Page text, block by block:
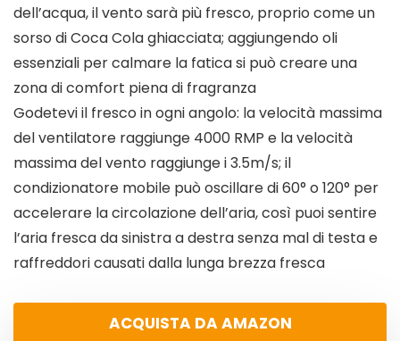
dell’acqua, il vento sarà più fresco, proprio come un
sorso di Coca Cola ghiacciata; aggiungendo oli
essenziali per calmare la fatica si può creare una
zona di comfort piena di fragranza
Godetevi il fresco in ogni angolo: la velocità massima
del ventilatore raggiunge 4000 RMP e la velocità
massima del vento raggiunge i 3.5m/s; il
condizionatore mobile può oscillare di 60° o 120° per
accelerare la circolazione dell’aria, così puoi sentire
l’aria fresca da sinistra a destra senza mal di testa e
raffreddori causati dalla lunga brezza fresca
ACQUISTA DA AMAZON